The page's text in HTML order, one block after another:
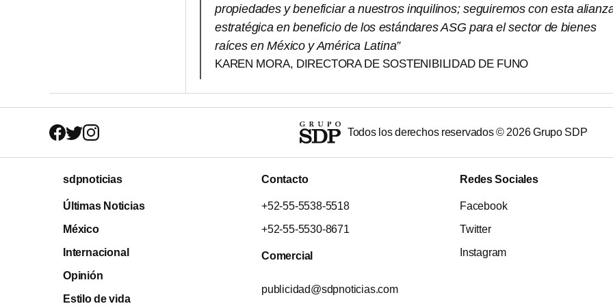
propiedades y beneficiar a nuestros inquilinos; seguiremos con esta
estratégica en beneficio de los estándares ASG para el sector de bienes
raíces en México y América Latina”
KAREN MORA, DIRECTORA DE SOSTENIBILIDAD DE FUNO
Todos los derechos reservados © 2026Grupo SDP
sdpnoticias
Últimas Noticias
México
Internacional
Opinión
Estilo de vida
Contacto
+52-55-5538-5518
+52-55-5530-8671
Comercial
publicidad@sdpnoticias.com
Redes Sociales
Facebook
Twitter
Instagram